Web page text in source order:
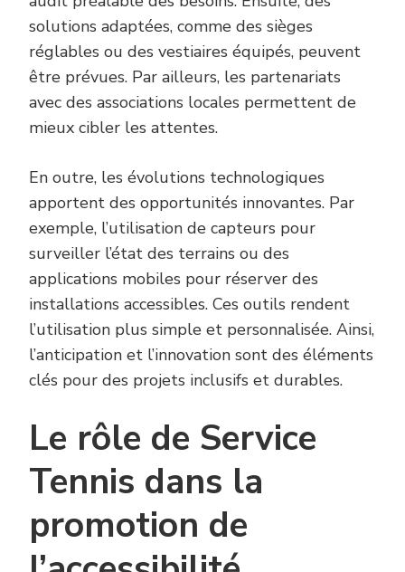
solutions adaptées, comme des sièges
réglables ou des vestiaires équipés, peuvent
être prévues. Par ailleurs, les partenariats
avec des associations locales permettent de
mieux cibler les attentes.
En outre, les évolutions technologiques
apportent des opportunités innovantes. Par
exemple, l’utilisation de capteurs pour
surveiller l’état des terrains ou des
applications mobiles pour réserver des
installations accessibles. Ces outils rendent
l’utilisation plus simple et personnalisée. Ainsi,
l’anticipation et l’innovation sont des éléments
clés pour des projets inclusifs et durables.
Le rôle de Service
Tennis dans la
promotion de